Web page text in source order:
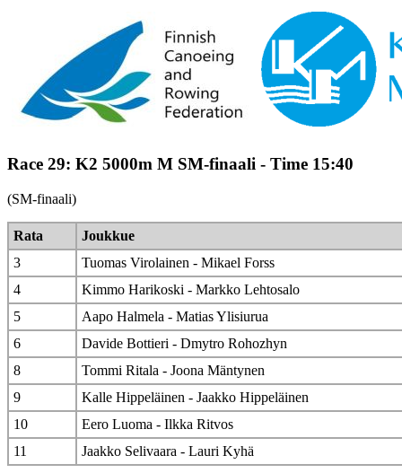
Race 29: K2 5000m M SM-finaali - Time 15:40
(SM-finaali)
Rata
Joukkue
3
Tuomas Virolainen - Mikael Forss
4
Kimmo Harikoski - Markko Lehtosalo
5
Aapo Halmela - Matias Ylisiurua
6
Davide Bottieri - Dmytro Rohozhyn
8
Tommi Ritala - Joona Mäntynen
9
Kalle Hippeläinen - Jaakko Hippeläinen
10
Eero Luoma - Ilkka Ritvos
11
Jaakko Selivaara - Lauri Kyhä